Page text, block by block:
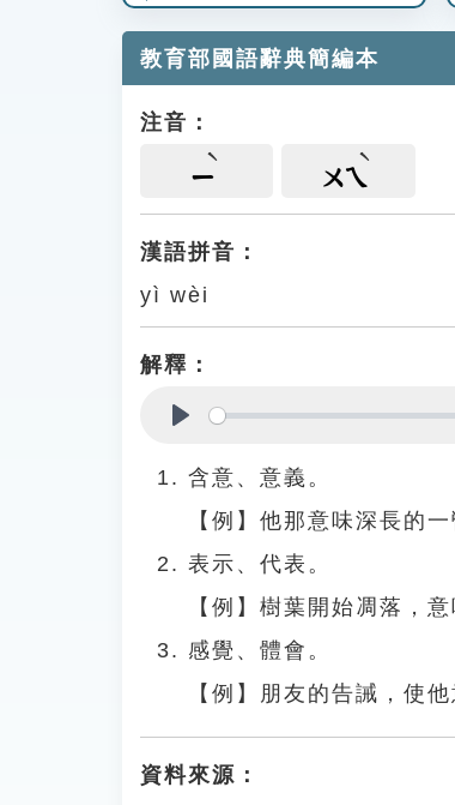
教育部國語辭典簡編本
注音：
ㄧ ㄨㄟ
漢語拼音：
yì wèi
解釋：
含意、意義。
【例】他那意味深長的
表示、代表。
【例】樹葉開始凋落，
感覺、體會。
【例】朋友的告誡，使
資料來源：